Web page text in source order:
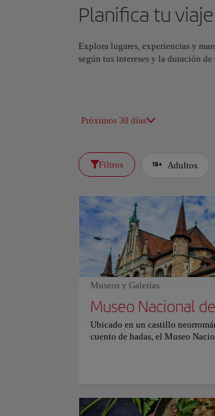
Planifica tu
Explora lugares, experiencias y
según tus intereses y la duración
Próximos 30 días
Filtros Adultos
Museos y Galerías
Museo Nacional
Ubicado en un castillo
cuento de hadas, el Museo
de 860.000 objetos, que van
obras maestras contemporáneas.